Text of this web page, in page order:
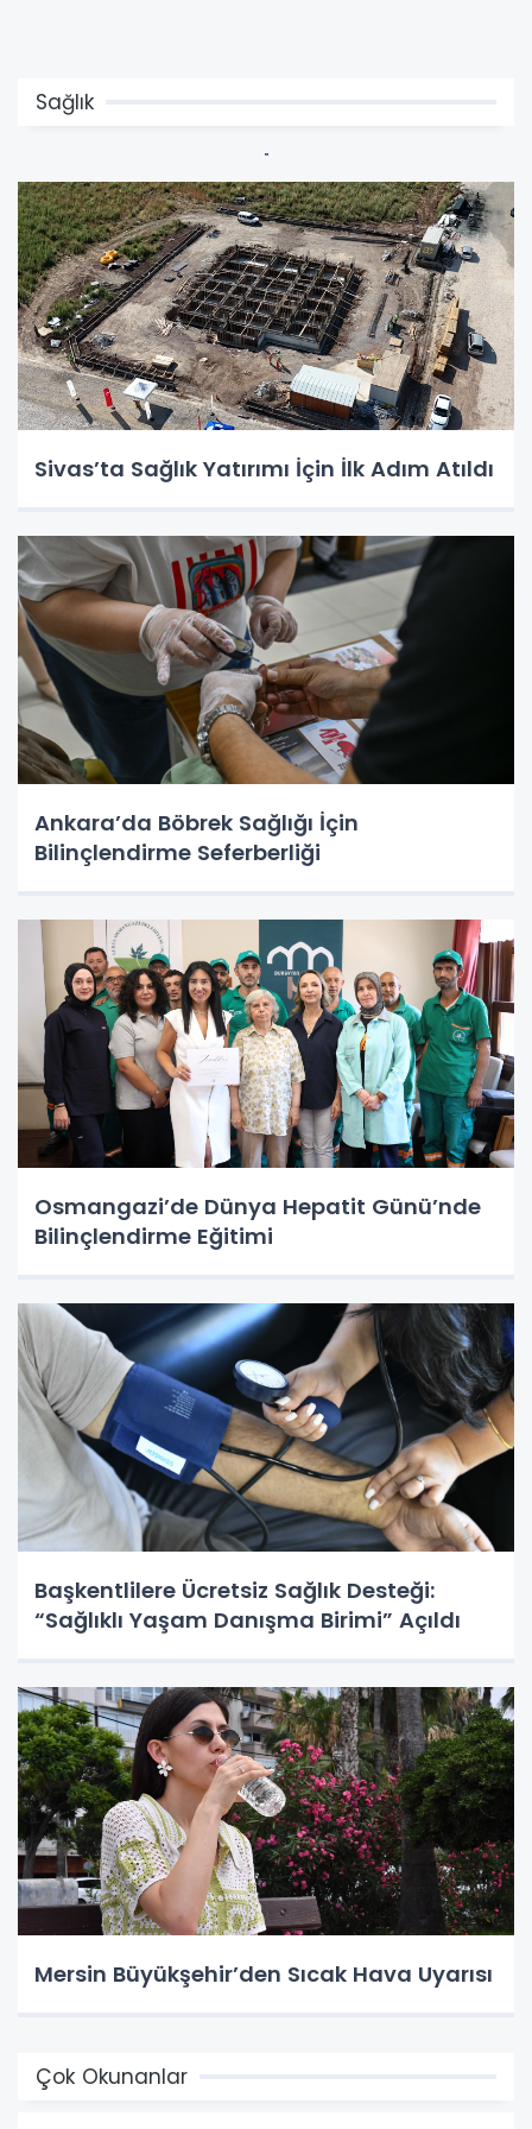
Sağlık
Sivas’ta Sağlık Yatırımı İçin İlk Adım Atıldı
Ankara’da Böbrek Sağlığı İçin
Bilinçlendirme Seferberliği
Osmangazi’de Dünya Hepatit Günü’nde
Bilinçlendirme Eğitimi
Başkentlilere Ücretsiz Sağlık Desteği:
“Sağlıklı Yaşam Danışma Birimi” Açıldı
Mersin Büyükşehir’den Sıcak Hava Uyarısı
Çok Okunanlar